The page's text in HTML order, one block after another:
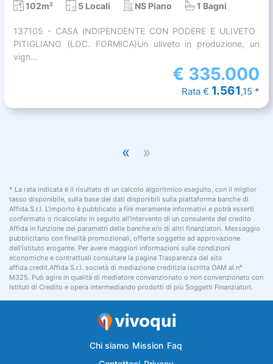
102m² 5 Locali NS Piano 1 Bagni
137105 - CASA INDIPENDENTE CON PODERE E ULIVETO 
PITIGLIANO (LOC. FORMICA)Un uliveto in produzione, un
vign...
€ 335.000
Rata € 1.561,15 *
« »
* La rata indicata è il risultato di un calcolo algoritmico eseguito, con il miglior
tasso disponibile, sulla base dei dati disponibili sulla piattaforma banche di
Affida S.r.l. L'importo è pubblicato a fini meramente informativi e potrà esserti
confermato o ricalcolato in seguito all'intervento di un consulente del credito
Affida in funzione dei parametri delle banche e/o di altri finanziatori. Messaggio
pubblicitario con finalità promozionali, offerte soggette ad approvazione
dell'istituto erogante. Per avere maggiori informazioni sulle condizioni
economiche e contrattuali consultare la pagina Trasparenza del sito
affida.credit.Affida S.r.l. società di mediazione creditizia iscritta OAM al n°
M325. Può agire in qualità di mediatore convenzionato o non convenzionato con
Istituti di Credito e opera intermediando prodotti di più Soggetti Finanziatori.
Chi siamo Mission Faq